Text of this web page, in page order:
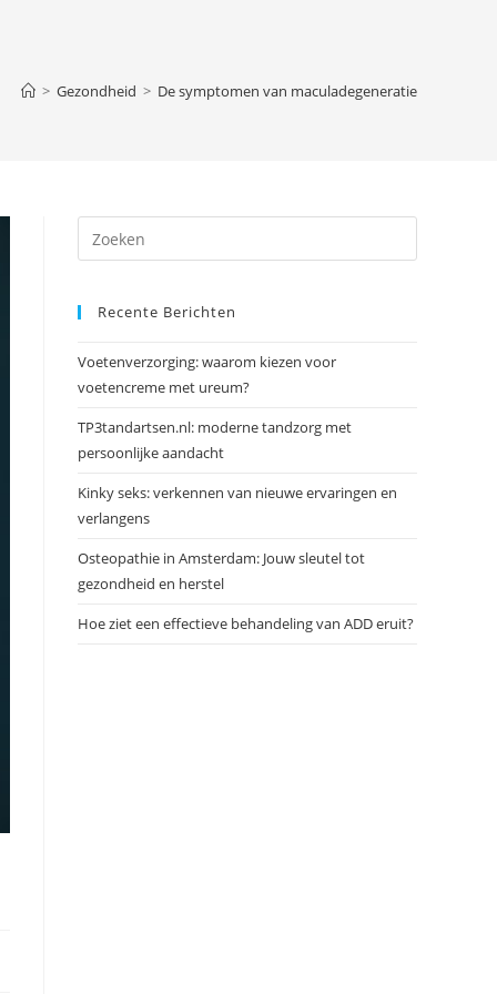
> Gezondheid > De symptomen van maculadegeneratie
op
Recente Berichten
Voetenverzorging: waarom kiezen voor
voetencreme met ureum?
TP3tandartsen.nl: moderne tandzorg met
persoonlijke aandacht
Kinky seks: verkennen van nieuwe ervaringen en
verlangens
Osteopathie in Amsterdam: Jouw sleutel tot
gezondheid en herstel
Hoe ziet een effectieve behandeling van ADD eruit?